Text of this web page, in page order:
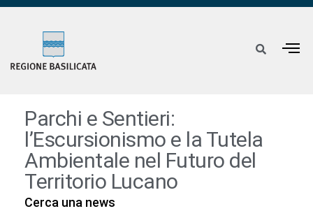
Parchi e Sentieri:
l’Escursionismo e la Tutela
Ambientale nel Futuro del
Territorio Lucano
Cerca una news